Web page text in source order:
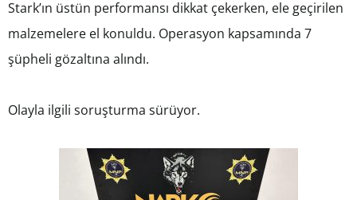
Stark’ın üstün performansı dikkat çekerken, ele geçirilen
malzemelere el konuldu. Operasyon kapsamında 7
şüpheli gözaltına alındı.
Olayla ilgili soruşturma sürüyor.